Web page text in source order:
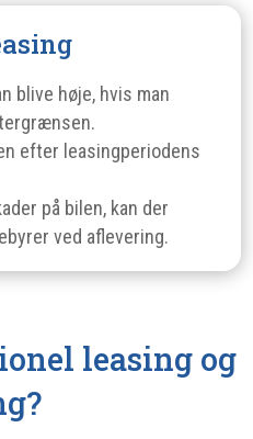
blive høje, hvis man
efter leasingperiodens
på bilen, kan der
ved aflevering.
leasing og